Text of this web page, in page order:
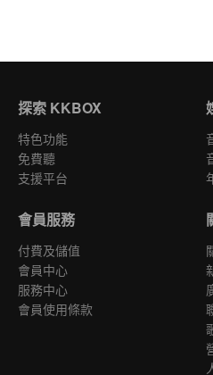
探索 KKBOX
特色功能
免費聽
支援平台
會員服務
付費及儲值
會員中心
服務中心
會員使用條款